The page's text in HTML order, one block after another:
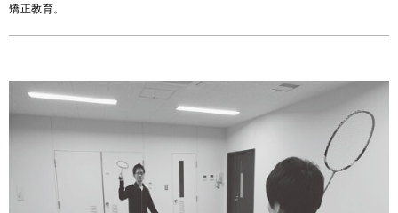
矯正教育。